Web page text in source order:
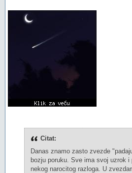
Citat:
Danas znamo zasto zvezde
bozju poruku. Sve ima svoj uzrok
nekog narocitog razloga. U